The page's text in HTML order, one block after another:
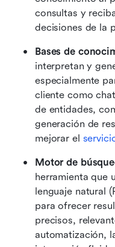
consultas y
decisiones de la
Bases de
interpretan y
especialmente
cliente como
de entidades,
generación de
mejorar el
Motor de
herramienta que
lenguaje natural
para ofrecer
precisos,
automatización,